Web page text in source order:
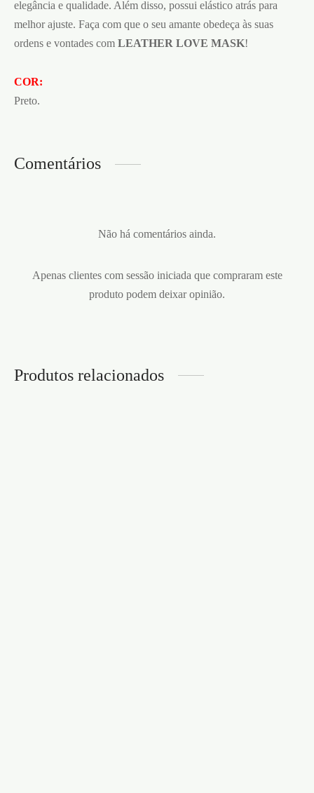
elegância e qualidade. Além disso, possui elástico atrás para
melhor ajuste. Faça com que o seu amante obedeça às suas
ordens e vontades com LEATHER LOVE MASK!
COR:
Preto.
Comentários
Não há comentários ainda.
Apenas clientes com sessão iniciada que compraram este
produto podem deixar opinião.
Produtos relacionados